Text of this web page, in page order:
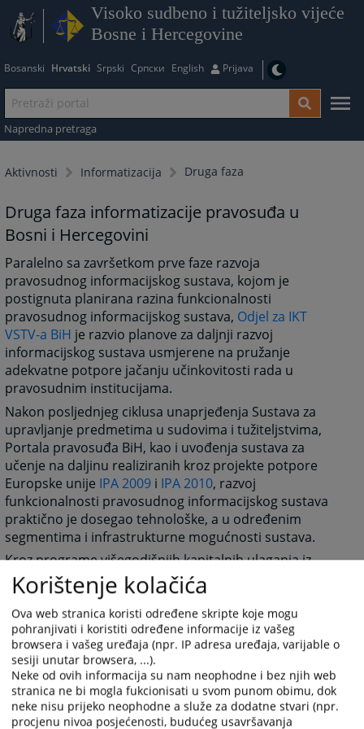
Visoko sudbeno i tužiteljsko vijeće
Bosne i Hercegovine
Bosanski Hrvatski Srpski Српски English Prijava
Napredna pretraga
Aktivnosti Informatizacija Druga faza
Druga faza informatizacije pravosuđa u
Bosni i Hercegovini
Paralelno sa završetkom prve faze razvoja
pravosudnog informacijskog sustava, kojom je
postignuta planirana razina funkcionalnosti
pravosudnog informacijskog sustava, Odjel za IKT
VSTV-a BiH je razvio planove za daljnji razvoj
informacijskog sustava usmjerene na pružanje
adekvatne potpore jačanju učinkovitosti rada u
pravosudnim institucijama.
Nakon posljednjeg ciklusa unaprjeđenja Sustava za
upravljanje predmetima u sudovima i tužiteljstvima,
Portala pravosuđa BiH, kao i uvođenja sustava za
učenje na daljinu realiziranih kroz projekte potpore
Europske unije IPA 2009 i IPA 2010, razvoj
funkcionalnosti pravosudnog informacijskog sustava
praktično je dosegao tehnološke, a u određenim
segmentima i infrastrukturne mogućnosti sustava.
Kroz programe višegodišnjih kapitalnih ulaganja iz
proračuna Bosne i Hercegovine, kao i Instrument za
pretpristupnu pomoći Europske unije, VSTV BiH
osigurao je sredstva neophodna za obnovu zastarjelih
računala, nabavu dovoljnog broja softverskih licenci,
kao i druge sustavne infrastrukture.
Početkom 2014. godine, VSTV BiH je kroz projekt
„Konsolidacija i dalji razvoj pravosudnog
komunikacijskog i informacijskog sustava“(IPA 2012)
Korištenje kolačića
Ova web stranica koristi određene skripte koje mogu
pohranjivati i koristiti određene informacije iz vašeg
browsera i vašeg uređaja (npr. IP adresa uređaja, varijable o
sesiji unutar browsera, ...).
Neke od ovih informacija su nam neophodne i bez njih web
stranica ne bi mogla fukcionisati u svom punom obimu, dok
neke nisu prijeko neophodne a služe za dodatne stvari (npr.
procjenu nivoa posjećenosti, budućeg usavršavanja